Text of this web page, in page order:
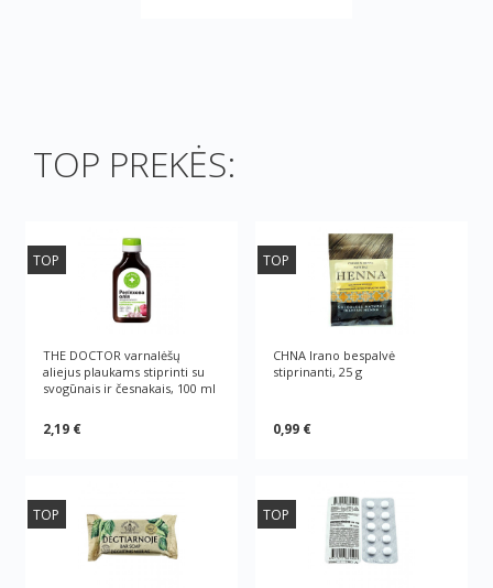
TOP PREKĖS:
TOP
THE DOCTOR varnalėšų
aliejus plaukams stiprinti su
svogūnais ir česnakais, 100 ml
2,19 €
TOP
CHNA Irano bespalvė
stiprinanti, 25 g
0,99 €
TOP TOP